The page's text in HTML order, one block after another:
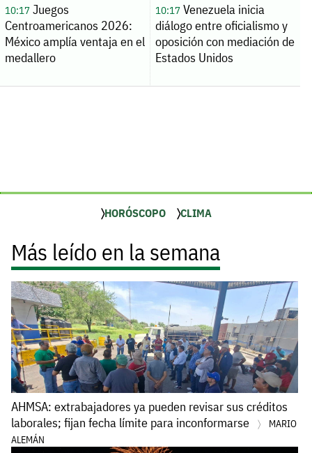
10:17Juegos
Centroamericanos 2026:
México amplía ventaja en el
medallero
10:17Venezuela inicia
diálogo entre oficialismo y
oposición con mediación de
Estados Unidos
HORÓSCOPO CLIMA
Más leído en la semana
AHMSA: extrabajadores ya pueden revisar sus créditos
laborales; fijan fecha límite para inconformarse
MARIO
ALEMÁN